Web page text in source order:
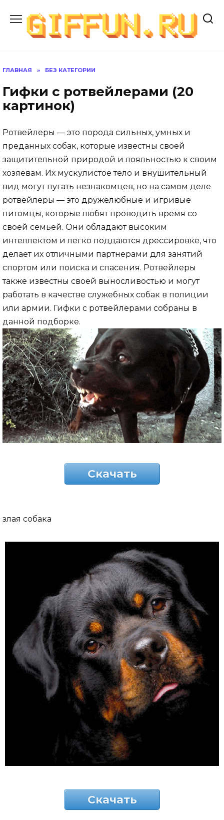
содержанию
ГЛАВНАЯ » БЕЗ КАТЕГОРИИ
Гифки с ротвейлерами (20
картинок)
Ротвейлеры — это порода сильных, умных и
преданных собак, которые известны своей
защитительной природой и лояльностью к своим
хозяевам. Их мускулистое тело и внушительный
вид могут пугать незнакомцев, но на самом деле
ротвейлеры — это дружелюбные и игривые
питомцы, которые любят проводить время со
своей семьей. Они обладают высоким
интеллектом и легко поддаются дрессировке, что
делает их отличными партнерами для занятий
спортом или поиска и спасения. Ротвейлеры
также известны своей выносливостью и могут
работать в качестве служебных собак в полиции
или армии. Гифки с ротвейлерами собраны в
данной подборке.
Скачать
злая собака
Скачать